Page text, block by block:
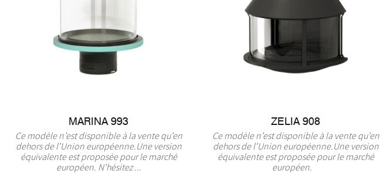
MARINA 993
Ce modèle n’est disponible à la vente qu’en
dehors de l’Union européenne.Une version
équivalente est proposée pour le marché
européen. N’hésitez ...
ZELIA 908
Ce modèle n’est disponible à la vente qu’en
dehors de l’Union européenne.Une version
équivalente est proposée pour le marché
européen.